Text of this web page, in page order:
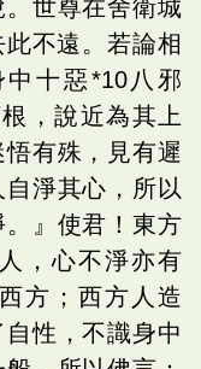
世尊在舍衛城
不遠。若論相
十惡*10八邪
，說近為其上
有殊，見有遲
淨其心，所以
』使君！東方
，心不淨亦有
方；西方人造
性，不識身中